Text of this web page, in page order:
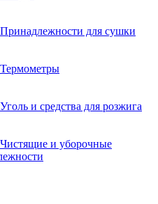
Принадлежности для сушки
Термометры
Уголь и средства для розжига
Чистящие и уборочные